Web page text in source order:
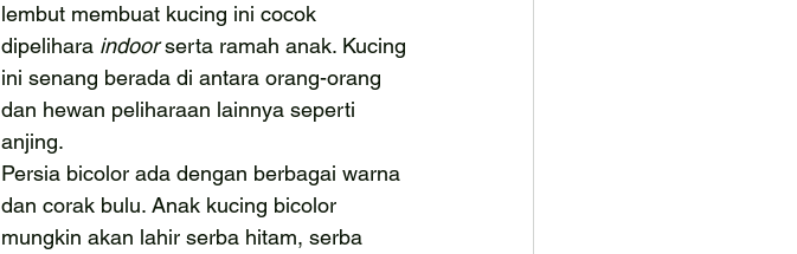
lembut membuat kucing ini cocok
dipelihara indoor serta ramah anak. Kucing
ini senang berada di antara orang-orang
dan hewan peliharaan lainnya seperti
anjing.
Persia bicolor ada dengan berbagai warna
dan corak bulu. Anak kucing bicolor
mungkin akan lahir serba hitam, serba